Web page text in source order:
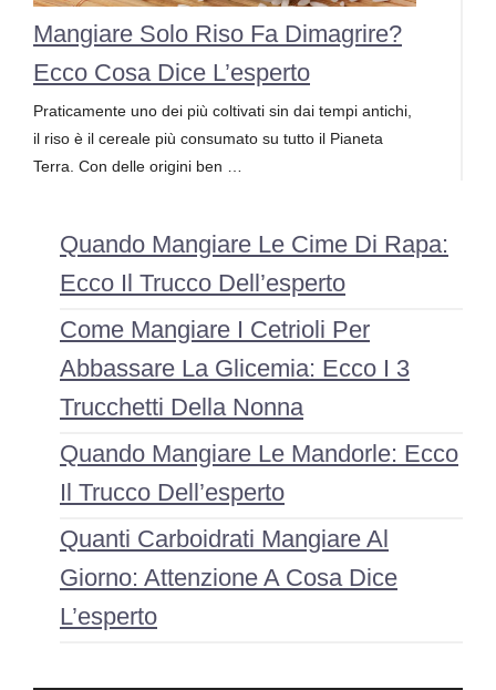
Mangiare Solo Riso Fa Dimagrire?
Ecco Cosa Dice L’esperto
Praticamente uno dei più coltivati sin dai tempi antichi,
il riso è il cereale più consumato su tutto il Pianeta
Terra. Con delle origini ben …
Quando Mangiare Le Cime Di Rapa:
Ecco Il Trucco Dell’esperto
Come Mangiare I Cetrioli Per
Abbassare La Glicemia: Ecco I 3
Trucchetti Della Nonna
Quando Mangiare Le Mandorle: Ecco
Il Trucco Dell’esperto
Quanti Carboidrati Mangiare Al
Giorno: Attenzione A Cosa Dice
L’esperto